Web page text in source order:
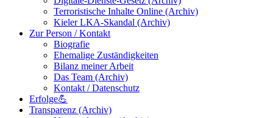
Terroristische Inhalte Online (Archiv)
Kieler LKA-Skandal (Archiv)
Zur Person / Kontakt
Biografie
Ehemalige Zuständigkeiten
Bilanz meiner Arbeit
Das Team (Archiv)
Kontakt / Datenschutz
Erfolge💪
Transparenz (Archiv)